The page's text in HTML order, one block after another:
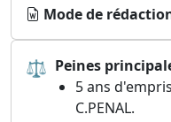
Mode de
⚖ Peines
5 ans
C.PENAL.